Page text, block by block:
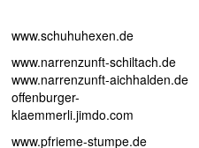
www.schuhuhexen.de
www.narrenzunft-schiltach.de
www.narrenzunft-aichhalden.de
offenburger-
klaemmerli.jimdo.com
www.pfrieme-stumpe.de